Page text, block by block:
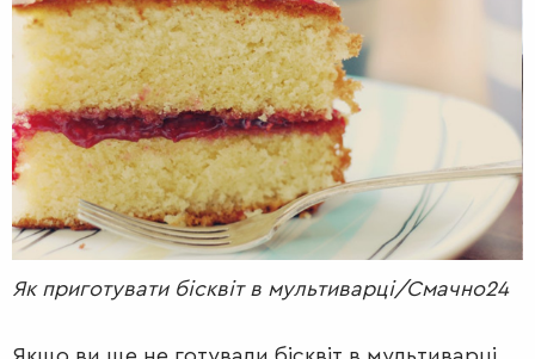
РАДІО КРАСА
LIFESTYLE FASHION ТРАДИЦІЇ
PETS
Як приготувати бісквіт в мультиварці/Смачно24